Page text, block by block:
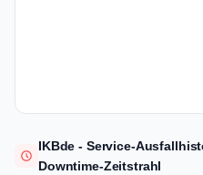
IKBde - Service-
Downtime-Zeitstrahl